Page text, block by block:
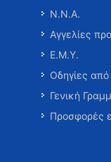
Ν.Ν.Α.
Αγγελίες
Ε.Μ.Υ.
Οδηγίες
Γενική
Προσφορές